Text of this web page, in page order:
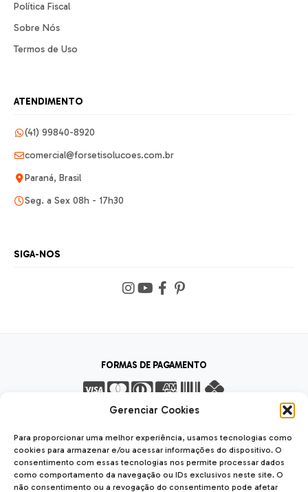
Gerenciar Cookies
Para proporcionar uma melhor experiência, usamos tecnologias como
cookies para armazenar e/ou acessar informações do dispositivo. O
consentimento com essas tecnologias nos permite processar dados
como comportamento da navegação ou IDs exclusivos neste site. O
não consentimento ou a revogação do consentimento pode afetar
Política Fiscal
Sobre Nós
Termos de Uso
ATENDIMENTO
(41) 99840-8920
comercial@forsetisolucoes.com.br
Paraná, Brasil
Seg. a Sex 08h - 17h30
SIGA-NOS
FORMAS DE PAGAMENTO